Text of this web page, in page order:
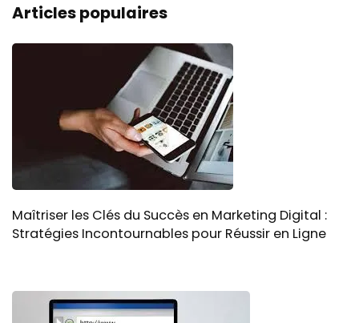
Articles populaires
Maîtriser les Clés du Succès en Marketing Digital :
Stratégies Incontournables pour Réussir en Ligne